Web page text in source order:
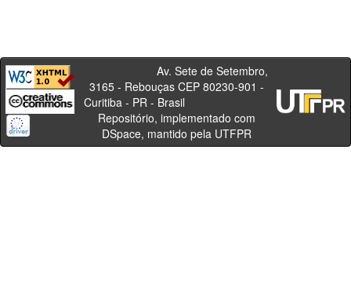
Av. Sete de Setembro,
3165 - Rebouças CEP 80230-901 -
Curitiba - PR - Brasil
Repositório, implementado com
DSpace, mantido pela UTFPR